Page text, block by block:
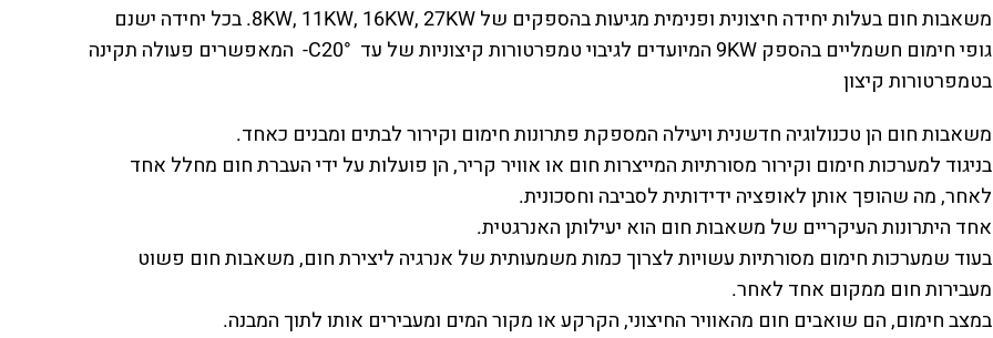
משאבות חום בעלות יחידה חיצונית ופנימית מגיעות בהספקים של 8KW, 11KW, 16KW, 27KW. בכל יחידה ישנם
גופי חימום חשמליים בהספק 9KW המיועדים לגיבוי טמפרטורות קיצוניות של עד C20°- המאפשרים פעולה תקינה
בטמפרטורות קיצון
משאבות חום הן טכנולוגיה חדשנית ויעילה המספקת פתרונות חימום וקירור לבתים ומבנים כאחד.
בניגוד למערכות חימום וקירור מסורתיות המייצרות חום או אוויר קריר, הן פועלות על ידי העברת חום מחלל אחד
לאחר, מה שהופך אותן לאופציה ידידותית לסביבה וחסכונית.
אחד היתרונות העיקריים של משאבות חום הוא יעילותן האנרגטית.
בעוד שמערכות חימום מסורתיות עשויות לצרוך כמות משמעותית של אנרגיה ליצירת חום, משאבות חום פשוט
מעבירות חום ממקום אחד לאחר.
במצב חימום, הם שואבים חום מהאוויר החיצוני, הקרקע או מקור המים ומעבירים אותו לתוך המבנה.